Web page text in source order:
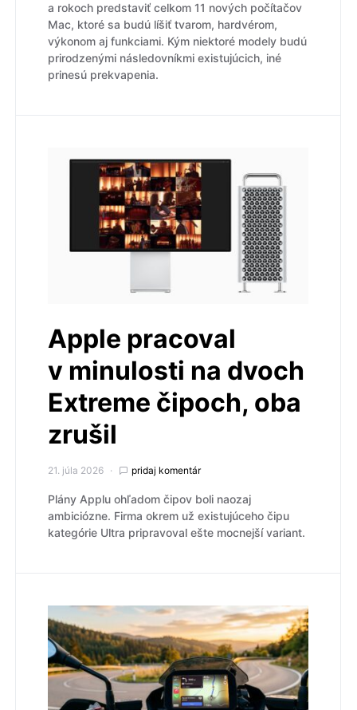
a rokoch predstaviť celkom 11 nových počítačov
Mac, ktoré sa budú líšiť tvarom, hardvérom,
výkonom aj funkciami. Kým niektoré modely budú
prirodzenými následovníkmi existujúcich, iné
prinesú prekvapenia.
Apple pracoval
v minulosti na dvoch
Extreme čipoch, oba
zrušil
21. júla 2026 pridaj komentár
Plány Applu ohľadom čipov boli naozaj
ambiciózne. Firma okrem už existujúceho čipu
kategórie Ultra pripravoval ešte mocnejší variant.